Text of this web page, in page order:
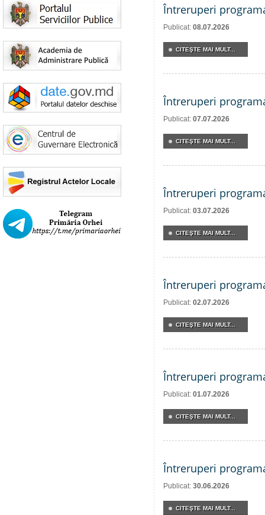
Întreruperi
Publicat: 08.07.2026
CITEŞTE MAI MULT...
Întreruperi
Publicat: 07.07.2026
CITEŞTE MAI MULT...
Întreruperi
Publicat: 03.07.2026
CITEŞTE MAI MULT...
Întreruperi
Publicat: 02.07.2026
CITEŞTE MAI MULT...
Întreruperi
Publicat: 01.07.2026
CITEŞTE MAI MULT...
Întreruperi
Publicat: 30.06.2026
CITEŞTE MAI MULT...